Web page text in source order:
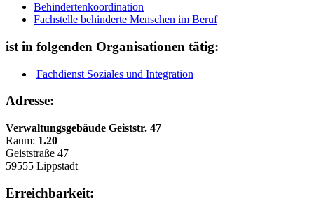
Behindertenkoordination
Fachstelle behinderte Menschen im Beruf
ist in folgenden Organisationen tätig:
Fachdienst Soziales und Integration
Adresse:
Verwaltungsgebäude Geiststr. 47
Raum: 1.20
Geiststraße 47
59555 Lippstadt
Erreichbarkeit: